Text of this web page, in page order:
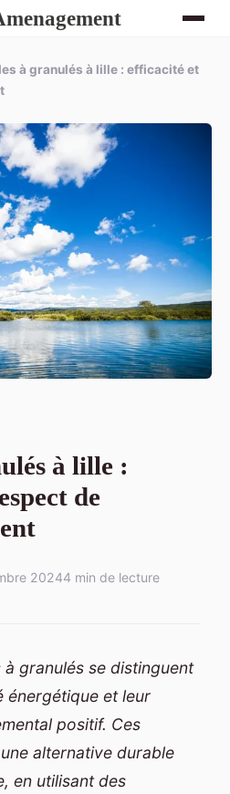
à granulés à lille : efficacité et
à lille :
de
20244 min de lecture
à granulés se distinguent
énergétique et leur
positif. Ces
alternative durable
en utilisant des